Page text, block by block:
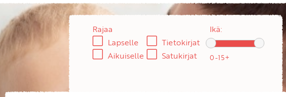
Käyttäjätunnus
Salasana
Rajaa
Lapselle
Aikuiselle
Tietokirjat
Satukirjat
Ikä: